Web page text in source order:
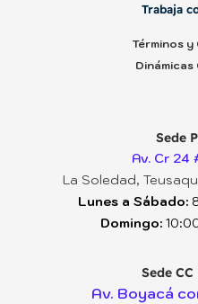
Trabaja
Términos
Dinámicas
Sede
Av. Cr 24
La Soledad,
Lunes a Sábado:
Domingo:
Sede
Av. Boyacá